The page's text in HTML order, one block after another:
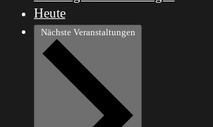
Heute
Nächste Veranstaltungen